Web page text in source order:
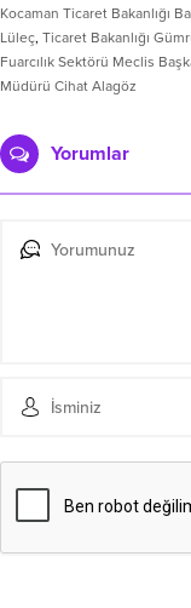
Kocaman Ticaret Bakanlığı
Lüleç, Ticaret Bakanlığı
Fuarcılık Sektörü Meclis
Müdürü Cihat Alagöz
Yorumlar